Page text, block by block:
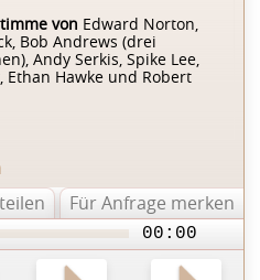
von Edward Norton,
Bob Andrews (drei
Andy Serkis, Spike Lee,
Ethan Hawke und Robert
Für Anfrage merken
00:00